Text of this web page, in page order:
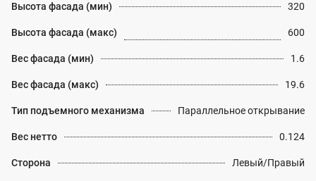
Высота фасада (мин) 320
Высота фасада (макс) 600
Вес фасада (мин) 1.6
Вес фасада (макс) 19.6
Тип подъемного механизма Параллельное открывание
Вес нетто 0.124
Сторона Левый/Правый